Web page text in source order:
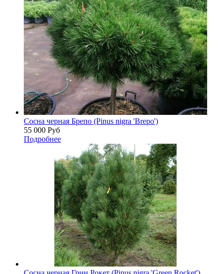
Сосна черная Брепо (Pinus nigra 'Brepo')
55 000 Руб
Подробнее